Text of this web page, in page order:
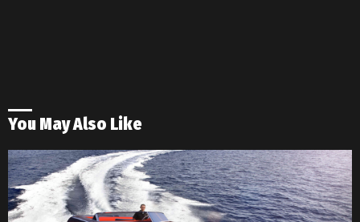
You May Also Like